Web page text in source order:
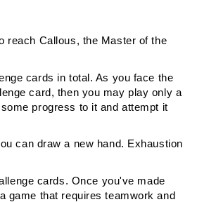
reach Callous, the Master of the
cards in total. As you face the
card, then you may play only a
progress to it and attempt it
can draw a new hand. Exhaustion
cards. Once you've made
game that requires teamwork and